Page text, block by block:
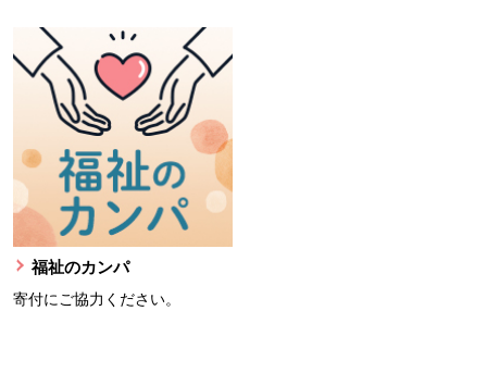
福祉のカンパ
寄付にご協力ください。